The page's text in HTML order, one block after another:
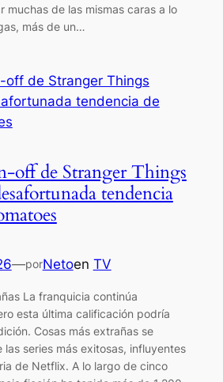
muchas de las mismas caras a lo
más de un…
off de Stranger Things
tendencia
—porNetoen TV
La franquicia continúa
esta última calificación podría
Cosas más extrañas se
las series más exitosas, influyentes
de Netflix. A lo largo de cinco